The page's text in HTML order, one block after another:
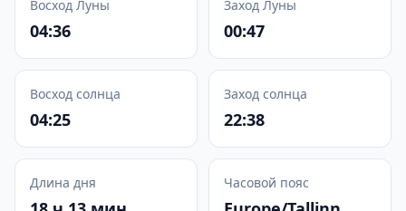
Восход Луны
04:36
Заход Луны
00:47
Восход солнца
04:25
Заход солнца
22:38
Длина дня Часовой пояс